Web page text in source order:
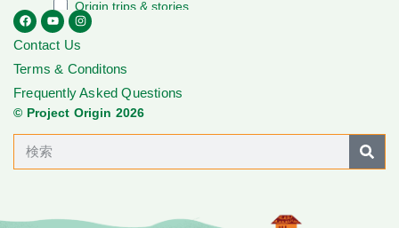
Contact Us
Terms & Conditons
Frequently Asked Questions
© Project Origin 2026